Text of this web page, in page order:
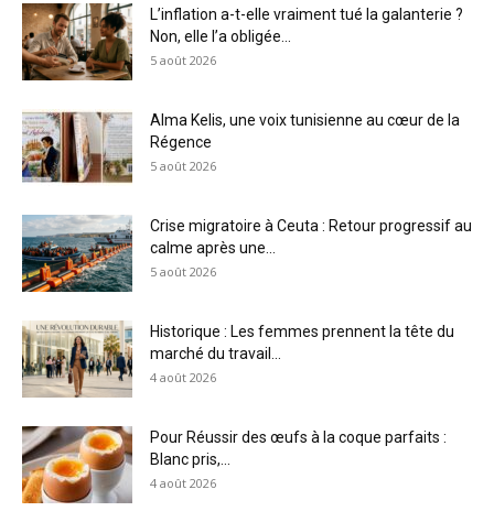
L’inflation a-t-elle vraiment tué la galanterie ?
Non, elle l’a obligée...
5 août 2026
Alma Kelis, une voix tunisienne au cœur de la
Régence
5 août 2026
Crise migratoire à Ceuta : Retour progressif au
calme après une...
5 août 2026
Historique : Les femmes prennent la tête du
marché du travail...
4 août 2026
Pour Réussir des œufs à la coque parfaits :
Blanc pris,...
4 août 2026